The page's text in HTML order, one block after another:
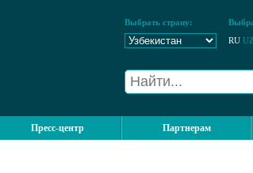
Выбрать страну:
RU UZ
Пресс-центр Партнерам